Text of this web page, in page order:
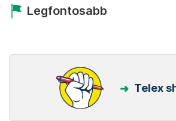
Legfontosabb
Telex